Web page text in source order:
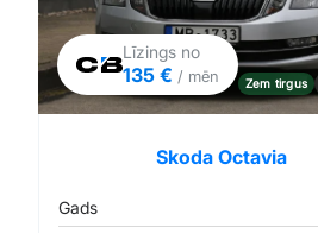
Līzings no
135 € / mēn Zem tirgus
Skoda Octavia
Gads